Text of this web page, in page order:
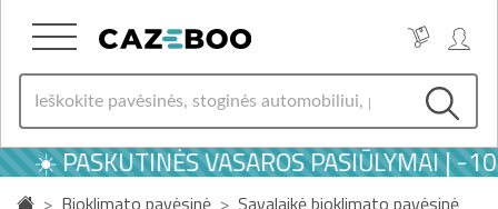
☀️ PASKUTINĖS VASAROS PASIŪLYMAI | -
Bioklimato pavėsinė
Savalaikė bioklimato pavėsinė